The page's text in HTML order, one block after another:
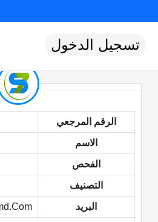
تسجيل الدخول
الرقم المرجعي
الاسم
الفحص
التصنيف
البريد